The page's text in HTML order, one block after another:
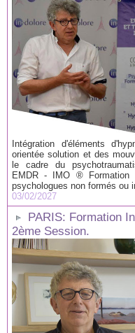
Intégration d'éléments
orientée solution et des
le cadre du
EMDR - IMO ® Formation
psychologues non formés ou
03/02/2027
PARIS: Formation
2ème Session.